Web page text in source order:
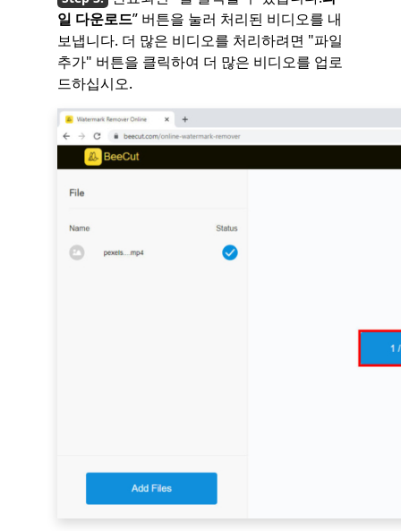
일 다운로드” 버튼을 눌러 처리된 비디오를 내
보냅니다. 더 많은 비디오를 처리하려면 "파일
추가" 버튼을 클릭하여 더 많은 비디오를 업로
드하십시오.